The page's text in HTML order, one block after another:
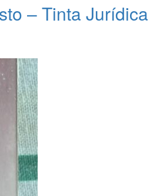
– Tinta Jurídica